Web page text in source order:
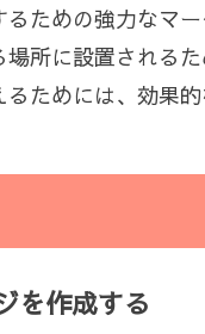
ための強力なマー
所に設置されるた
ためには、効果
を作成する